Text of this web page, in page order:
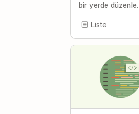
bir yerde düzenle.
Liste